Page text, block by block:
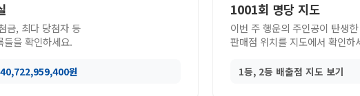
금, 최다 당첨자 등
들을 확인하세요.
40,722,959,400원
1001회 명당 지도
이번 주 행운의 주인공이 탄생한
판매점 위치를 지도에서 확인하
1등, 2등 배출점 지도 보기